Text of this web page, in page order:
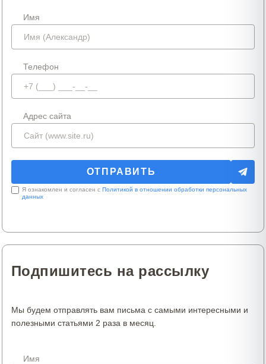
Имя
Телефон
Адрес сайта
Я ознакомлен и согласен с Политикой в отношении обработки персональных
данных
Подпишитесь на рассылку
Мы будем отправлять вам письма с самыми интересными и
полезными статьями 2 раза в месяц.
Имя